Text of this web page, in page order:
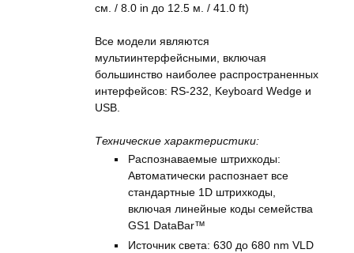
см. / 8.0 in до 12.5 м. / 41.0 ft)
Все модели являются
мультиинтерфейсными, включая
большинство наиболее распространенных
интерфейсов: RS-232, Keyboard Wedge и
USB.
Технические характеристики:
Распознаваемые штрихкоды:
Автоматически распознает все
стандартные 1D штрихкоды,
включая линейные коды семейства
GS1 DataBar™
Источник света: 630 до 680 nm VLD